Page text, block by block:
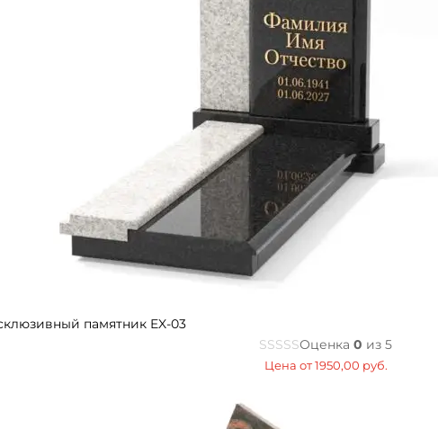
памятник EX-03
Оценка0 из 5
Цена от1950,00 руб.